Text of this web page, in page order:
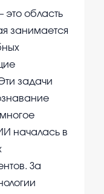
это область
занимается
задачи
началась в
За